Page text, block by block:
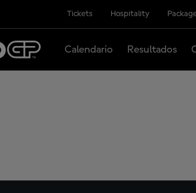
Tickets Hospitality
Calendario Resultados